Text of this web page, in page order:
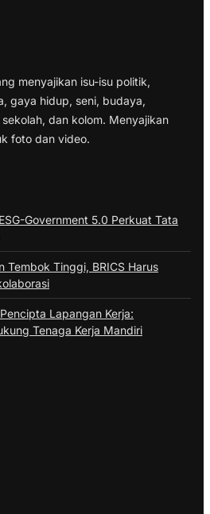
menyajikan isu-isu politik,
gaya hidup, seni, budaya,
dan kolom. Menyajikan
foto dan video.
Government 5.0 Perkuat Tata
Tembok Tinggi, BRICS Harus
Lapangan Kerja:
Tenaga Kerja Mandiri